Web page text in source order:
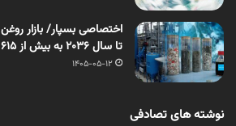
اختصاصی بسپار/ بازار
تا سال ۲۰۳۶ به بیش از ۶۱۵ میلیون دلار می‌رسد
1405-05-12
نوشته های تصادفی